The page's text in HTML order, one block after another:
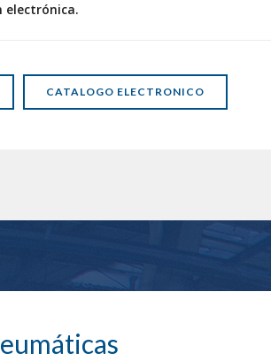
electrónica.
CATALOGO ELECTRONICO